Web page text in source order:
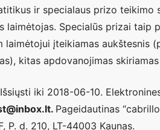
ir specialaus prizo teikimo
laimėtojas. Specialūs prizai taip
laimėtojui įteikiamas aukštesnis
kitas apdovanojimas
Išsiųsti iki 2018-06-10.
Pageidautinas
P. d. 210, LT-44003 Kaunas.